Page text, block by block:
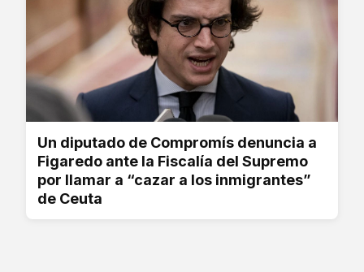
Un diputado de Compromís denuncia a
Figaredo ante la Fiscalía del Supremo
por llamar a “cazar a los inmigrantes”
de Ceuta